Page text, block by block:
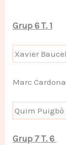
Grup 6 T. 1
Xavier
Marc
Quim Puigbò
Grup 7 T. 6